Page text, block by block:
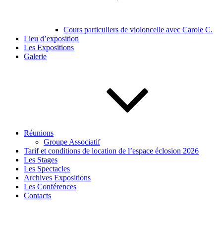
Cours particuliers de violoncelle avec Carole C.
Lieu d’exposition
Les Expositions
Galerie
Réunions
Groupe Associatif
Tarif et conditions de location de l’espace éclosion 2026
Les Stages
Les Spectacles
Archives Expositions
Les Conférences
Contacts